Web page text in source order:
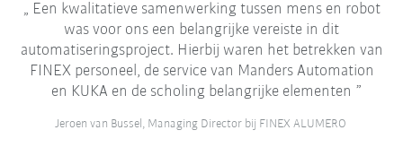
Een kwalitatieve samenwerking tussen mens en robot
was voor ons een belangrijke vereiste in dit
automatiseringsproject. Hierbij waren het betrekken van
FINEX personeel, de service van Manders Automation
en KUKA en de scholing belangrijke elementen
Jeroen van Bussel, Managing Director bij FINEX ALUMERO